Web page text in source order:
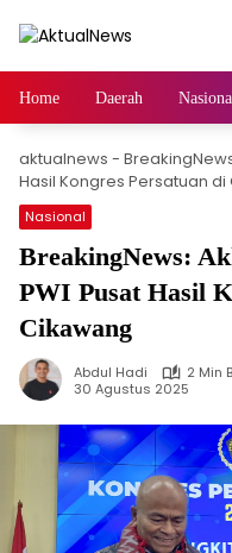
Home Daerah
aktualnews -
Hasil Kongres Persatuan
Nasional
BreakingNews:
PWI Pusat Hasil
Cikawang
Abdul Hadi
2 Min
30 Agustus 2025